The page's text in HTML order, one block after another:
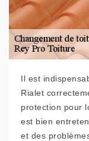
Il est
Rialet
protection pour
est bien
et des